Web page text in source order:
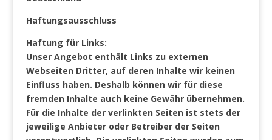
Haftungsausschluss
Haftung für Links:
Unser Angebot enthält Links zu externen
Webseiten Dritter, auf deren Inhalte wir keinen
Einfluss haben. Deshalb können wir für diese
fremden Inhalte auch keine Gewähr übernehmen.
Für die Inhalte der verlinkten Seiten ist stets der
jeweilige Anbieter oder Betreiber der Seiten